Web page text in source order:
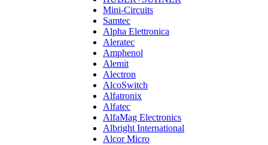
Mini-Circuits
Samtec
Alpha Elettronica
Aleratec
Amphenol
Alemit
Alectron
AlcoSwitch
Alfatronix
Alfatec
AlfaMag Electronics
Albright International
Alcor Micro